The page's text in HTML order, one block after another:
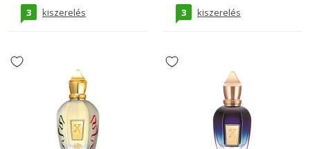
3 kiszerelés 3 kiszerelés